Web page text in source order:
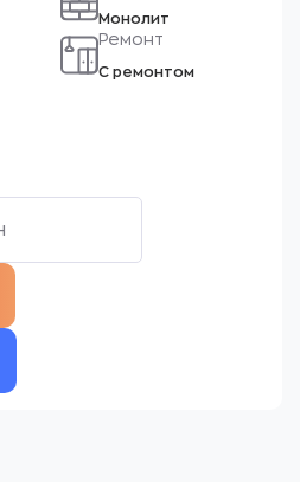
Монолит
Ремонт
С ремонтом